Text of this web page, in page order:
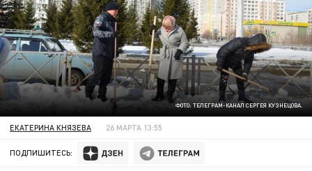
ФОТО: ТЕЛЕГРАМ-КАНАЛ СЕРГЕЯ КУЗНЕЦОВА.
ЕКАТЕРИНА КНЯЗЕВА 26 МАРТА 13:55
ПОДПИШИТЕСЬ: